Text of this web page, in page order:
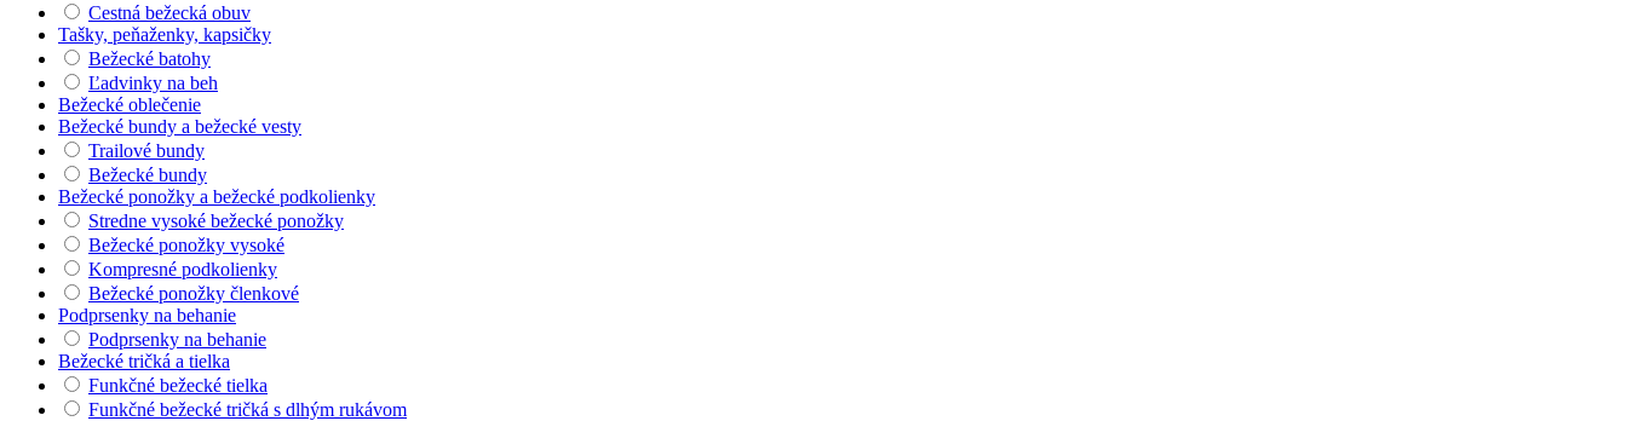
Cestná bežecká obuv
Tašky, peňaženky, kapsičky
Bežecké batohy
Ľadvinky na beh
Bežecké oblečenie
Bežecké bundy a bežecké vesty
Trailové bundy
Bežecké bundy
Bežecké ponožky a bežecké podkolienky
Stredne vysoké bežecké ponožky
Bežecké ponožky vysoké
Kompresné podkolienky
Bežecké ponožky členkové
Podprsenky na behanie
Podprsenky na behanie
Bežecké tričká a tielka
Funkčné bežecké tielka
Funkčné bežecké tričká s dlhým rukávom